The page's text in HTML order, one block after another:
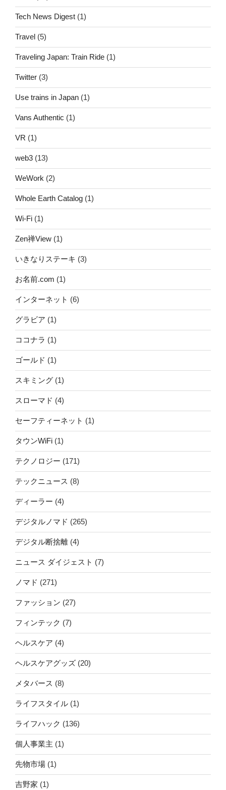
Tech News Digest (1)
Travel (5)
Traveling Japan: Train Ride (1)
Twitter (3)
Use trains in Japan (1)
Vans Authentic (1)
VR (1)
web3 (13)
WeWork (2)
Whole Earth Catalog (1)
Wi-Fi (1)
Zen禅View (1)
いきなりステーキ (3)
お名前.com (1)
インターネット (6)
グラビア (1)
ココナラ (1)
ゴールド (1)
スキミング (1)
スローマド (4)
セーフティーネット (1)
タウンWiFi (1)
テクノロジー (171)
テックニュース (8)
ディーラー (4)
デジタルノマド (265)
デジタル断捨離 (4)
ニュース ダイジェスト (7)
ノマド (271)
ファッション (27)
フィンテック (7)
ヘルスケア (4)
ヘルスケアグッズ (20)
メタバース (8)
ライフスタイル (1)
ライフハック (136)
個人事業主 (1)
先物市場 (1)
吉野家 (1)